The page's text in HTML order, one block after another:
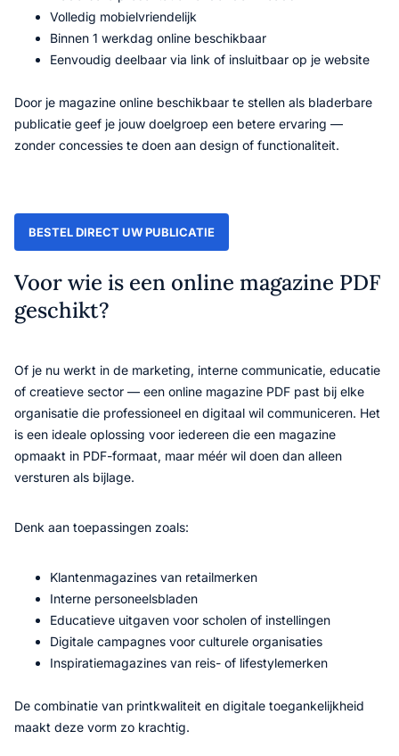
Volledig mobielvriendelijk
Binnen 1 werkdag online beschikbaar
Eenvoudig deelbaar via link of insluitbaar op je website
Door je magazine online beschikbaar te stellen als bladerbare
publicatie geef je jouw doelgroep een betere ervaring —
zonder concessies te doen aan design of functionaliteit.
BESTEL DIRECT UW PUBLICATIE
Voor wie is een online magazine PDF
geschikt?
Of je nu werkt in de marketing, interne communicatie, educatie
of creatieve sector — een online magazine PDF past bij elke
organisatie die professioneel en digitaal wil communiceren. Het
is een ideale oplossing voor iedereen die een magazine
opmaakt in PDF-formaat, maar méér wil doen dan alleen
versturen als bijlage.
Denk aan toepassingen zoals:
Klantenmagazines van retailmerken
Interne personeelsbladen
Educatieve uitgaven voor scholen of instellingen
Digitale campagnes voor culturele organisaties
Inspiratiemagazines van reis- of lifestylemerken
De combinatie van printkwaliteit en digitale toegankelijkheid
maakt deze vorm zo krachtig.